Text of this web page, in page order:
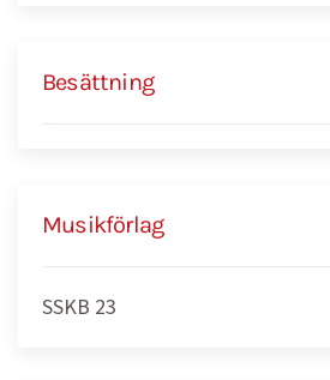
Besättning
Musikförlag
SSKB 23